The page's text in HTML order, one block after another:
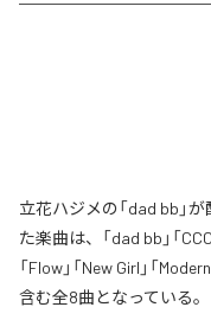
立花ハジメの「dad bb」
た楽曲は、「dad bb」「
「Flow」「New Girl」「
含む全8曲となっている。